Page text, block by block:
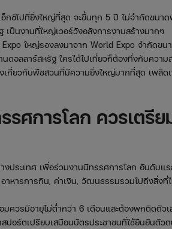
อ็กซ์โปที่ยิ่งใหญ่ที่สุด จะขึ้นทุก 5 ปี ไม่จำกัดขนา
เป็นงานที่ใหญ่เวอร์วังอลังการงานสร้างมากๆ
Expo ใหญ่รองลงมาจาก World Expo จำกัดขน
ดอลลาร์สหรัฐ ใครได้ไปเที่ยวก็ต้องทึ่งกับควา
กี่ยวกับพืชสวนที่มีความยิ่งใหญ่มากที่สุด เพลิด
รศการโลก ควรเตรี
งประเทศ เพื่อร่วมงานนิทรรศการโลก อันดับแ
าหารการกิน, ค่าเงิน, วัฒนธรรมรวมไปถึงสิ่ง
มควรมีอายุไม่ต่ำกว่า 6 เดือนและต้องพกติดตัว
ปอร์ตเปรียบเสมือนบัตรประชาชนที่ใช้ยืนยันตัวต